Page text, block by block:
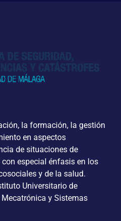
la formación, la gestión
en aspectos
de situaciones de
especial énfasis en los
y de la salud.
Universitario de
y Sistemas